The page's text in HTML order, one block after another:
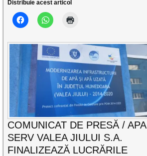
Distribuie acest articol
COMUNICAT DE PRESĂ / APA
SERV VALEA JIULUI S.A.
FINALIZEAZĂ LUCRĂRILE